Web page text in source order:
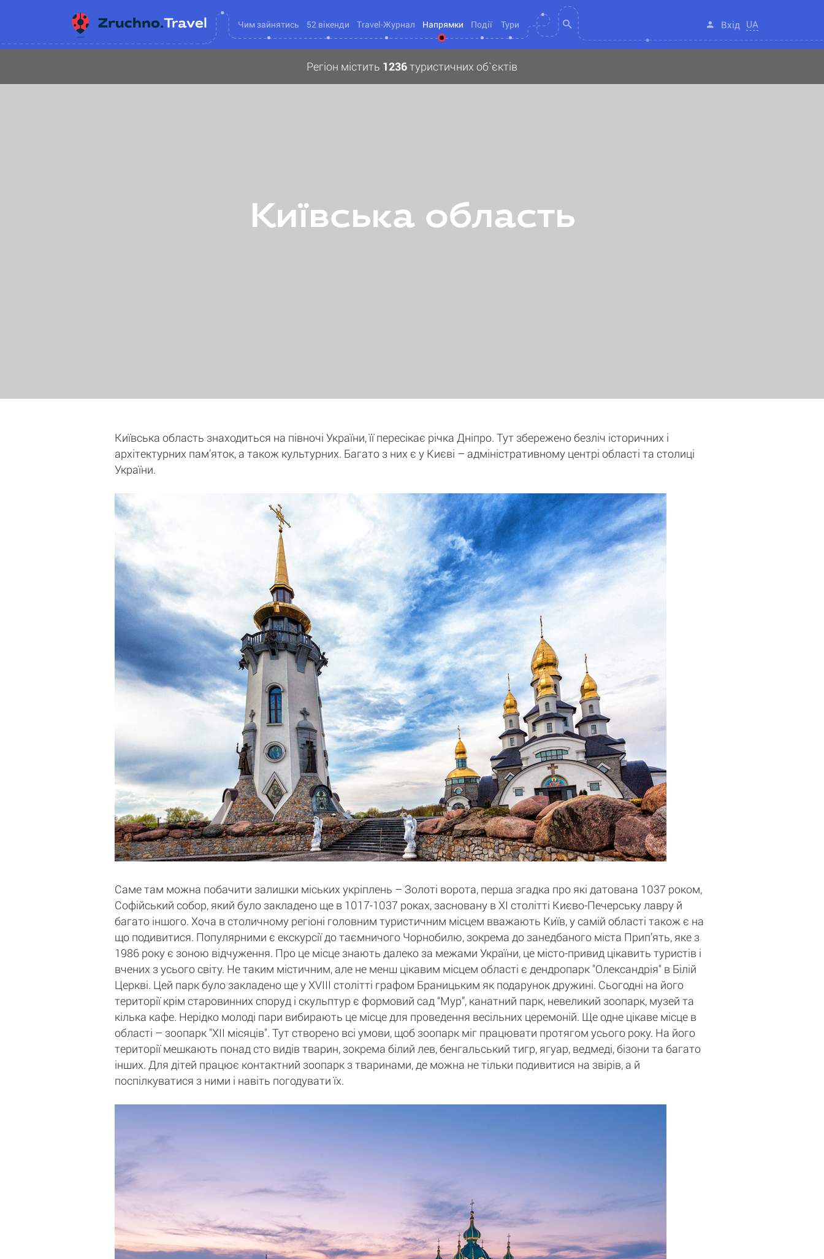
Чим зайнятись 52 вікенди Travel-Журнал Напрямки Події Тури Вхід UA
Регіон містить 1236туристичних об`єктів
Київська область
Київська область знаходиться на півночі України, її пересікає річка Дніпро. Тут збережено безліч історичних і
архітектурних пам’яток, а також культурних. Багато з них є у Києві – адміністративному центрі області та столиці
України.
Саме там можна побачити залишки міських укріплень – Золоті ворота, перша згадка про які датована 1037 роком,
Софійський собор, який було закладено ще в 1017-1037 роках, засновану в XI столітті Києво-Печерську лавру й
багато іншого. Хоча в столичному регіоні головним туристичним місцем вважають Київ, у самій області також є на
що подивитися. Популярними є екскурсії до таємничого Чорнобилю, зокрема до занедбаного міста Прип’ять, яке з
1986 року є зоною відчуження. Про це місце знають далеко за межами України, це місто-привид цікавить туристів і
вчених з усього світу. Не таким містичним, але не менш цікавим місцем області є дендропарк "Олександрія" в Білій
Церкві. Цей парк було закладено ще у XVIII столітті графом Браницьким як подарунок дружині. Сьогодні на його
території крім старовинних споруд і скульптур є формовий сад “Мур”, канатний парк, невеликий зоопарк, музей та
кілька кафе. Нерідко молоді пари вибирають це місце для проведення весільних церемоній. Ще одне цікаве місце в
області – зоопарк "ХII місяців". Тут створено всі умови, щоб зоопарк міг працювати протягом усього року. На його
території мешкають понад сто видів тварин, зокрема білий лев, бенгальський тигр, ягуар, ведмеді, бізони та багато
інших. Для дітей працює контактний зоопарк з тваринами, де можна не тільки подивитися на звірів, а й
поспілкуватися з ними і навіть погодувати їх.